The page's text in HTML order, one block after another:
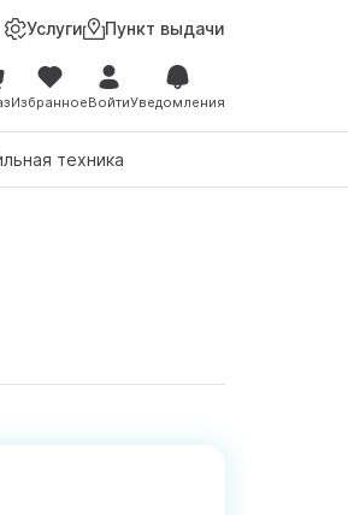
Услуги Пункт выдачи
ИзбранноеВойтиУведомления
техника